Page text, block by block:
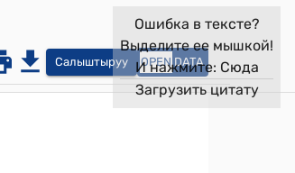
Салыштыруу OPEN DATA
Ошибка в тексте?
Выделите ее мышкой!
И нажмите: Сюда
Загрузить цитату